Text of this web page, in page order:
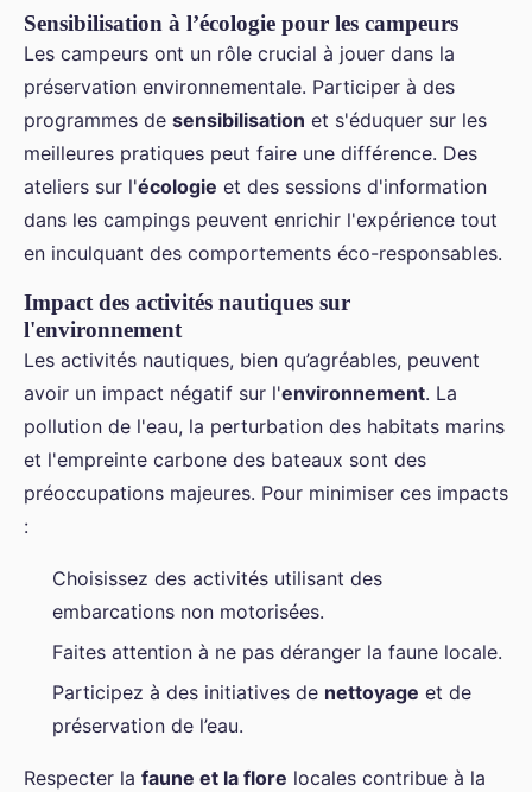
Sensibilisation à l’écologie pour les campeurs
Les campeurs ont un rôle crucial à jouer dans la
préservation environnementale. Participer à des
programmes de sensibilisation et s'éduquer sur les
meilleures pratiques peut faire une différence. Des
ateliers sur l'écologie et des sessions d'information
dans les campings peuvent enrichir l'expérience tout
en inculquant des comportements éco-responsables.
Impact des activités nautiques sur
l'environnement
Les activités nautiques, bien qu’agréables, peuvent
avoir un impact négatif sur l'environnement. La
pollution de l'eau, la perturbation des habitats marins
et l'empreinte carbone des bateaux sont des
préoccupations majeures. Pour minimiser ces impacts
:
Choisissez des activités utilisant des
embarcations non motorisées.
Faites attention à ne pas déranger la faune locale.
Participez à des initiatives de nettoyage et de
préservation de l’eau.
Respecter la faune et la flore locales contribue à la